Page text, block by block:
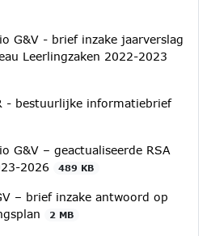
G&V - brief inzake jaarverslag
Leerlingzaken 2022-2023
- bestuurlijke informatiebrief
G&V – geactualiseerde RSA
2026
489 KB
– brief inzake antwoord op
2 MB